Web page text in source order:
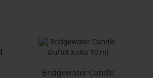
Bridgewater Candle